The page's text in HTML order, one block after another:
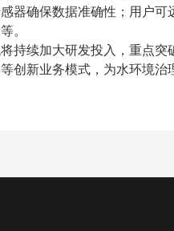
器确保数据准确性；用户
。
持续加大研发投入，重点
创新业务模式，为水环境